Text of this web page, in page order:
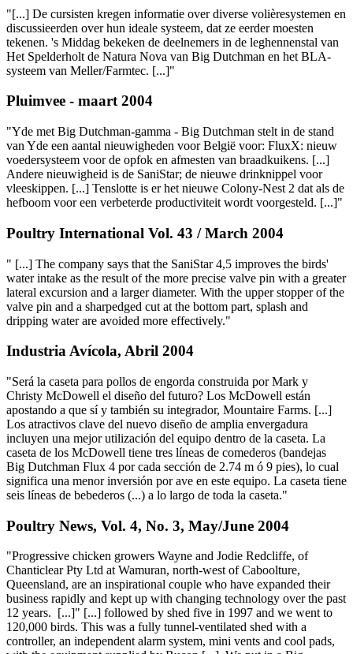
"[...] De cursisten kregen informatie over diverse volièresystemen en
discussieerden over hun ideale systeem, dat ze eerder moesten
tekenen. 's Middag bekeken de deelnemers in de leghennenstal van
Het Spelderholt de Natura Nova van Big Dutchman en het BLA-
systeem van Meller/Farmtec. [...]"
Pluimvee - maart 2004
"Yde met Big Dutchman-gamma - Big Dutchman stelt in de stand
van Yde een aantal nieuwigheden voor België voor: FluxX: nieuw
voedersysteem voor de opfok en afmesten van braadkuikens. [...]
Andere nieuwigheid is de SaniStar; de nieuwe drinknippel voor
vleeskippen. [...] Tenslotte is er het nieuwe Colony-Nest 2 dat als de
hefboom voor een verbeterde productiviteit wordt voorgesteld. [...]"
Poultry International Vol. 43 / March 2004
" [...] The company says that the SaniStar 4,5 improves the birds'
water intake as the result of the more precise valve pin with a greater
lateral excursion and a larger diameter. With the upper stopper of the
valve pin and a sharpedged cut at the bottom part, splash and
dripping water are avoided more effectively."
Industria Avícola, Abril 2004
"Será la caseta para pollos de engorda construida por Mark y
Christy McDowell el diseño del futuro? Los McDowell están
apostando a que sí y también su integrador, Mountaire Farms. [...]
Los atractivos clave del nuevo diseño de amplia envergadura
incluyen una mejor utilización del equipo dentro de la caseta. La
caseta de los McDowell tiene tres líneas de comederos (bandejas
Big Dutchman Flux 4 por cada sección de 2.74 m ó 9 pies), lo cual
significa una menor inversión por ave en este equipo. La caseta tiene
seis líneas de bebederos (...) a lo largo de toda la caseta."
Poultry News, Vol. 4, No. 3, May/June 2004
"Progressive chicken growers Wayne and Jodie Redcliffe, of
Chanticlear Pty Ltd at Wamuran, north-west of Caboolture,
Queensland, are an inspirational couple who have expanded their
business rapidly and kept up with changing technology over the past
12 years. [...]" [...] followed by shed five in 1997 and we went to
120,000 birds. This was a fully tunnel-ventilated shed with a
controller, an independent alarm system, mini vents and cool pads,